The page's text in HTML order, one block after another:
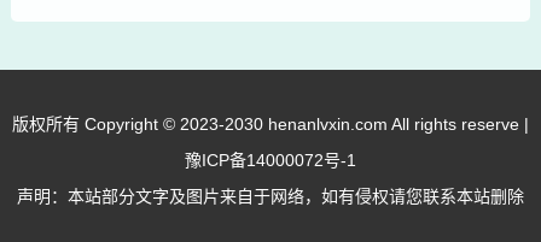
版权所有 Copyright © 2023-2030 henanlvxin.com All rights reserve |
豫ICP备14000072号-1
声明：本站部分文字及图片来自于网络，如有侵权请您联系本站删除